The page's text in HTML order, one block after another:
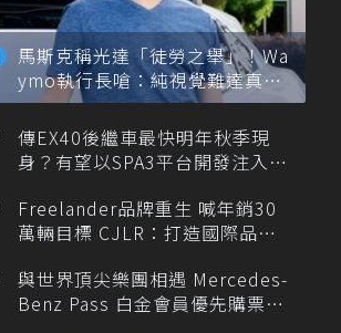
馬斯克稱光達「徒勞之舉」！Wa
ymo執行長嗆：純視覺難達真正
自動駕駛
傳EX40後繼車最快明年秋季現
身？有望以SPA3平台開發注入80
Freelander品牌重生 喊年銷30
萬輛目標 CJLR：打造國際品牌
與世界頂尖樂團相遇 Mercedes-
Benz Pass 白金會員優先購票維